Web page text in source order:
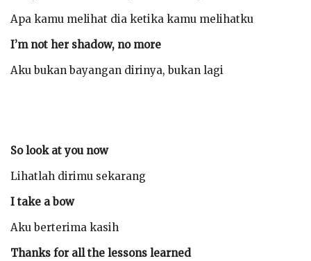
Apa kamu melihat dia ketika kamu melihatku
I’m not her shadow, no more
Aku bukan bayangan dirinya, bukan lagi
So look at you now
Lihatlah dirimu sekarang
I take a bow
Aku berterima kasih
Thanks for all the lessons learned